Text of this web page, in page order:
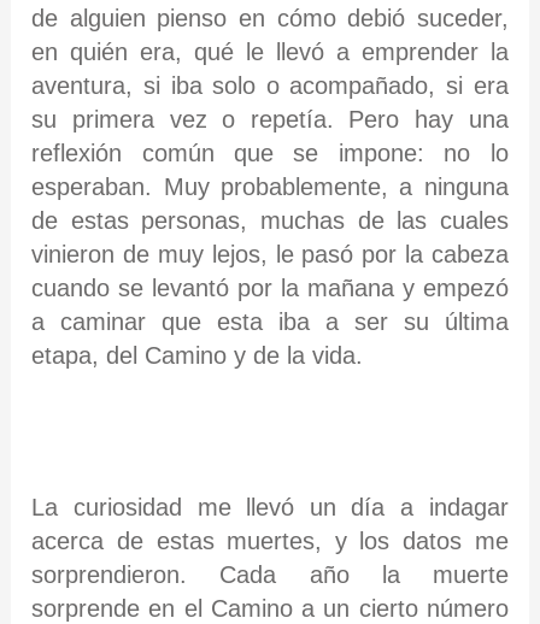
de alguien pienso en cómo debió suceder,
en quién era, qué le llevó a emprender la
aventura, si iba solo o acompañado, si era
su primera vez o repetía. Pero hay una
reflexión común que se impone: no lo
esperaban. Muy probablemente, a ninguna
de estas personas, muchas de las cuales
vinieron de muy lejos, le pasó por la cabeza
cuando se levantó por la mañana y empezó
a caminar que esta iba a ser su última
etapa, del Camino y de la vida.
La curiosidad me llevó un día a indagar
acerca de estas muertes, y los datos me
sorprendieron. Cada año la muerte
sorprende en el Camino a un cierto número